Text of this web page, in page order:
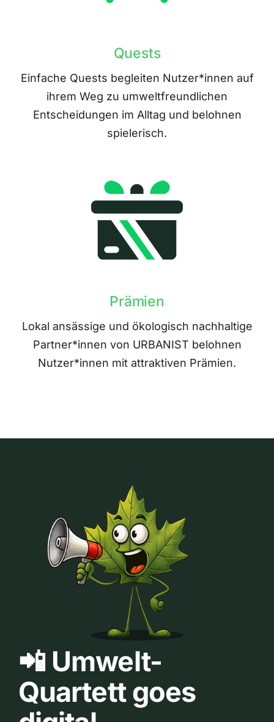
Quests
Einfache Quests begleiten Nutzer*innen auf
ihrem Weg zu umweltfreundlichen
Entscheidungen im Alltag und belohnen
spielerisch.
Prämien
Lokal ansässige und ökologisch nachhaltige
Partner*innen von URBANIST belohnen
Nutzer*innen mit attraktiven Prämien.
📲 Umwelt-
Quartett goes